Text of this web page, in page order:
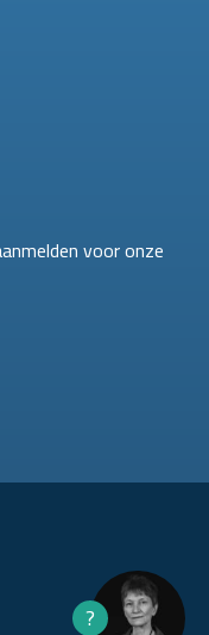
voor onze
?